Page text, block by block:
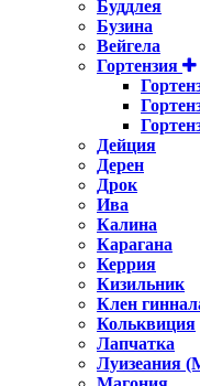
Буддлея
Бузина
Вейгела
Гортензия
Дейция
Дерен
Дрок
Ива
Калина
Карагана
Керрия
Кизильник
Клен
Кольквиция
Лапчатка
Луизеания